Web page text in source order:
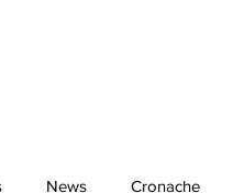
News Cronache